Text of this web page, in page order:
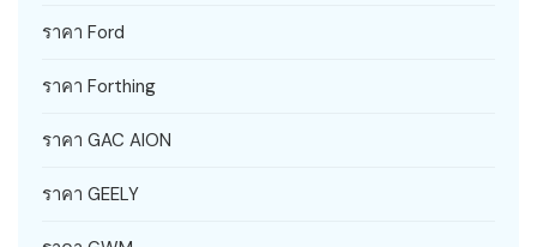
ราคา Ford
ราคา Forthing
ราคา GAC AION
ราคา GEELY